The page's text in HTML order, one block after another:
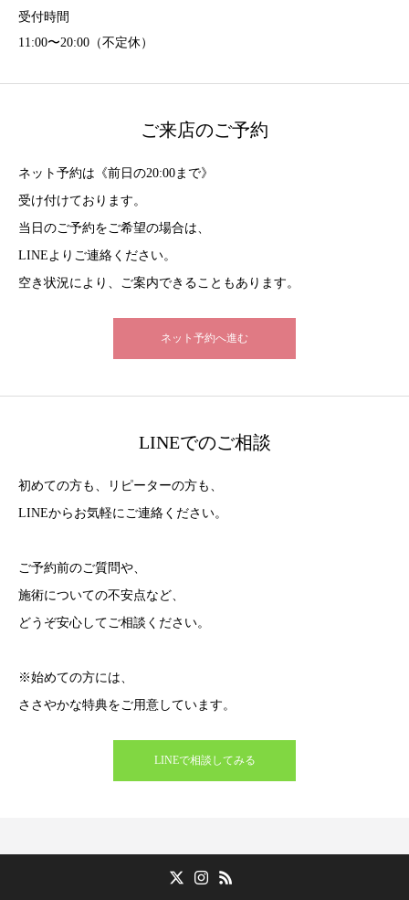
受付時間
11:00〜20:00（不定休）
ご来店のご予約
ネット予約は《前日の20:00まで》
受け付けております。
当日のご予約をご希望の場合は、
LINEよりご連絡ください。
空き状況により、ご案内できることもあります。
ネット予約へ進む
LINEでのご相談
初めての方も、リピーターの方も、
LINEからお気軽にご連絡ください。
ご予約前のご質問や、
施術についての不安点など、
どうぞ安心してご相談ください。
※始めての方には、
ささやかな特典をご用意しています。
LINEで相談してみる